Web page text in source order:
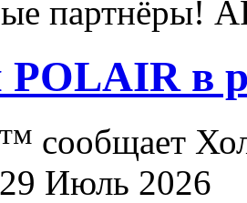
в
сообщает
29 Июль 2026